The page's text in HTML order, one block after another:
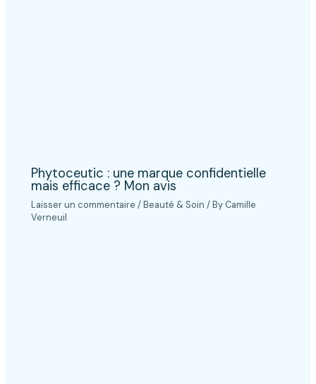
Phytoceutic : une marque confidentielle
mais efficace ? Mon avis
Laisser un commentaire /Beauté & Soin / By Camille
Verneuil